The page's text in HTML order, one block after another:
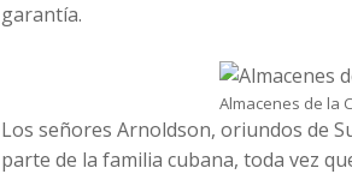
garantía.
Almacenes de la
Los señores Arnoldson, oriundos de
parte de la familia cubana, toda vez